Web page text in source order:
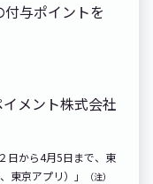
与ポイントを
メント株式会社
日から4月5日まで、東
東京アプリ）」
（注）